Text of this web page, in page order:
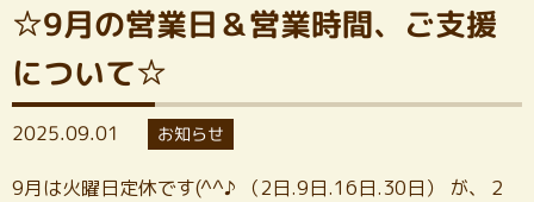
☆9月の営業日＆営業時間、ご支援
について☆
2025.09.01 お知らせ
9月は火曜日定休です(^^♪ （2日.9日.16日.30日） が、２